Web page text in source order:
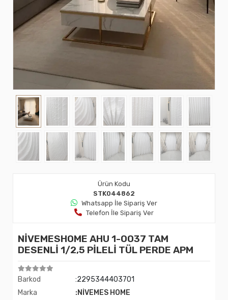
Ürün Kodu
STK044862
Whatsapp İle Sipariş Ver
Telefon İle Sipariş Ver
NİVEMESHOME AHU 1-0037 TAM
DESENLİ 1/2,5 PİLELİ TÜL PERDE APM
Barkod
:2295344403701
Marka
:NİVEMES HOME